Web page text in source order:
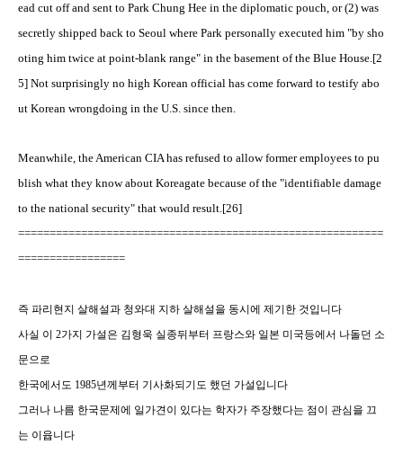
ead cut off and sent to Park Chung Hee in the diplomatic pouch, or (2) was
secretly shipped back to Seoul where Park personally executed him "by sho
oting him twice at point-blank range" in the basement of the Blue House.[2
5] Not surprisingly no high Korean official has come forward to testify abo
ut Korean wrongdoing in the U.S. since then.
Meanwhile, the American CIA has refused to allow former employees to pu
blish what they know about Koreagate because of the "identifiable damage
to the national security" that would result.[26]
==========================================================
=================
즉 파리현지 살해설과 청와대 지하 살해설을 동시에 제기한 것입니다
사실 이 2가지 가설은 김형욱 실종뒤부터 프랑스와 일본 미국등에서 나돌던 소
문으로
한국에서도 1985년께부터 기사화되기도 했던 가설입니다
그러나 나름 한국문제에 일가견이 있다는 학자가 주장했다는 점이 관심을 끄
는 이윱니다